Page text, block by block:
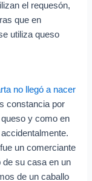
el requesón,
que en
utiliza queso
no llegó a nacer
constancia por
y como en
un comerciante
de su casa en un
de un caballo